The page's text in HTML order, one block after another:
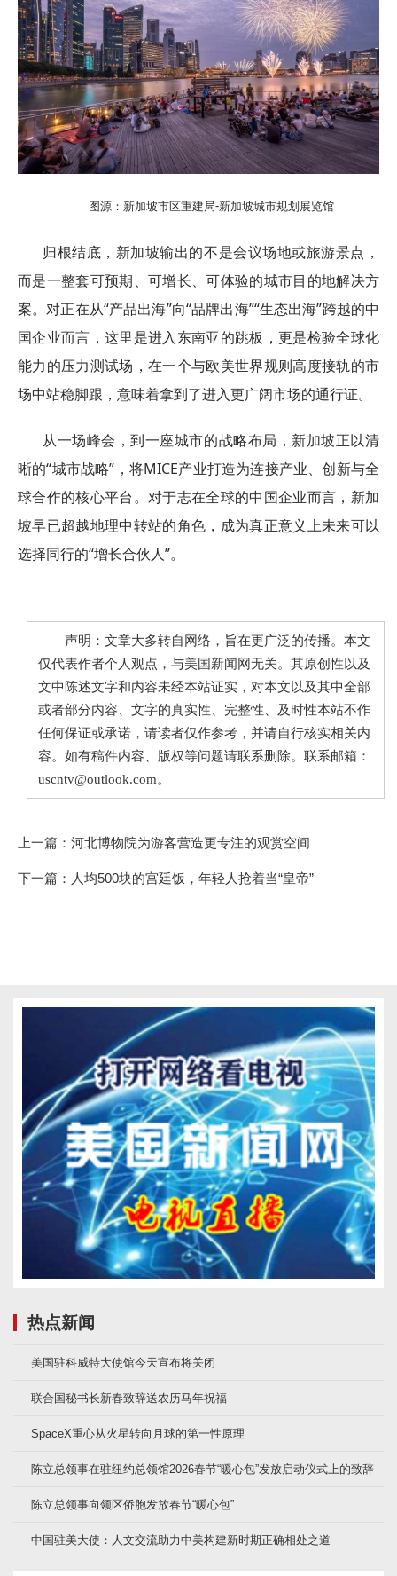
图源：新加坡市区重建局-新加坡城市规划展览馆
归根结底，新加坡输出的不是会议场地或旅游景点，
而是一整套可预期、可增长、可体验的城市目的地解决方
案。对正在从“产品出海”向“品牌出海”“生态出海”跨越的中
国企业而言，这里是进入东南亚的跳板，更是检验全球化
能力的压力测试场，在一个与欧美世界规则高度接轨的市
场中站稳脚跟，意味着拿到了进入更广阔市场的通行证。
从一场峰会，到一座城市的战略布局，新加坡正以清
晰的“城市战略”，将MICE产业打造为连接产业、创新与全
球合作的核心平台。对于志在全球的中国企业而言，新加
坡早已超越地理中转站的角色，成为真正意义上未来可以
选择同行的“增长合伙人”。
声明：文章大多转自网络，旨在更广泛的传播。本文
仅代表作者个人观点，与美国新闻网无关。其原创性以及
文中陈述文字和内容未经本站证实，对本文以及其中全部
或者部分内容、文字的真实性、完整性、及时性本站不作
任何保证或承诺，请读者仅作参考，并请自行核实相关内
容。如有稿件内容、版权等问题请联系删除。联系邮箱：
uscntv@outlook.com。
上一篇： 河北博物院为游客营造更专注的观赏空间
下一篇： 人均500块的宫廷饭，年轻人抢着当“皇帝”
热点新闻
美国驻科威特大使馆今天宣布将关闭
联合国秘书长新春致辞送农历马年祝福
SpaceX重心从火星转向月球的第一性原理
陈立总领事在驻纽约总领馆2026春节“暖心包”发放启动仪式上的致辞
陈立总领事向领区侨胞发放春节“暖心包”
中国驻美大使：人文交流助力中美构建新时期正确相处之道